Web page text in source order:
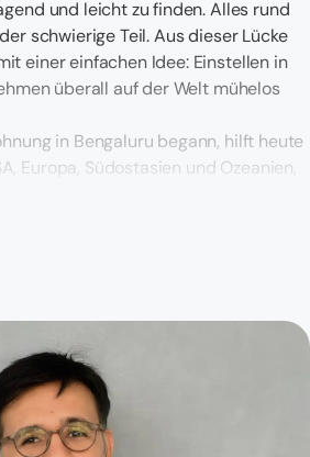
und leicht zu finden. Alles rund
schwierige Teil. Aus dieser Lücke
einer einfachen Idee: Einstellen in
überall auf der Welt mühelos
in Bengaluru begann, hilft heute
Europa, Südostasien und Ozeanien,
großartigem Talent stehen.